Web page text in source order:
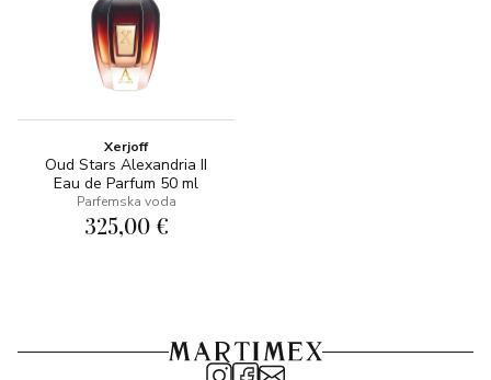
Xerjoff
Oud Stars Alexandria II
Eau de Parfum 50 ml
Parfemska voda
325,00 €